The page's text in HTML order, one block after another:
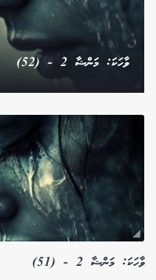
ވާހަކަ: މަންޝާ 2 - (52)
ވާހަކަ: މަންޝާ 2 - (51)